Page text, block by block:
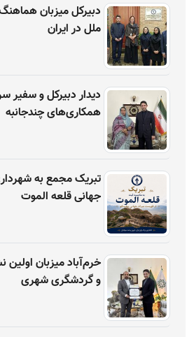
دبیرکل میزبان
ملل در ایران
دیدار دبیرکل و سفیر
همکاری‌های چندجانبه
تبریک مجمع به
جهانی قلعه الموت
خرم‌آباد میزبان
و گردشگری شهری